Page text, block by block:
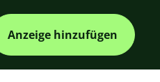
Anzeige hinzufügen